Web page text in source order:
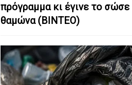
πρόγραμμα κι έγινε το
θαμώνα (ΒΙΝΤΕΟ)